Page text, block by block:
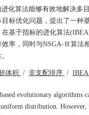
化算法能够有效地解决多
标优化问题，提出了一种
基于指标的进化算法
率，同时与NSGA-Ⅲ算法
体积 / 非支配排序 / IBEA
evolutionary algorithms
distribution.